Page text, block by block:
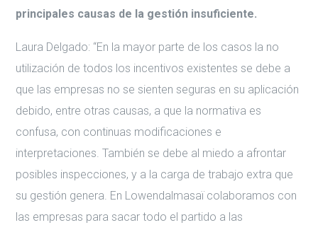
principales causas de la gestión insuficiente.
Laura Delgado: “En la mayor parte de los casos la no
utilización de todos los incentivos existentes se debe a
que las empresas no se sienten seguras en su aplicación
debido, entre otras causas, a que la normativa es
confusa, con continuas modificaciones e
interpretaciones. También se debe al miedo a afrontar
posibles inspecciones, y a la carga de trabajo extra que
su gestión genera. En Lowendalmasaï colaboramos con
las empresas para sacar todo el partido a las